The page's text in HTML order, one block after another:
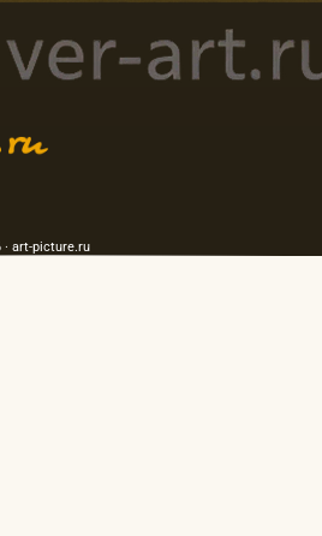
art-picture.ru